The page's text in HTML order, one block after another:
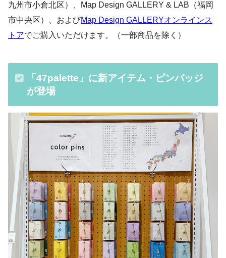
九州市小倉北区）、Map Design GALLERY & LAB（福岡
市中央区）、およびMap Design GALLERYオンラインス
トアでご購入いただけます。（一部商品を除く）
「47palette」に新アイテム・ピンバッジ
が登場